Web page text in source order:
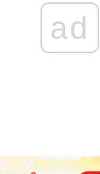
ad